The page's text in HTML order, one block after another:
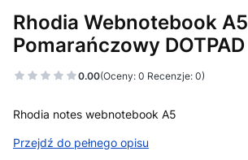
Rhodia Webnotebook A5
Pomarańczowy DOTPAD
0.00(Oceny: 0 Recenzje: 0)
Rhodia notes webnotebook A5
Przejdź do pełnego opisu